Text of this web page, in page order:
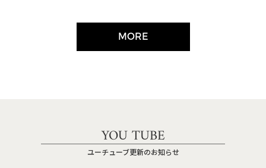
MORE
YOU TUBE
ユーチューブ更新のお知らせ